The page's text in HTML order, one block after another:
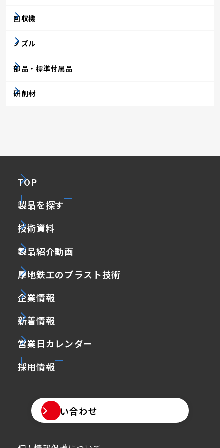
回収機
ノズル
部品・標準付属品
研削材
TOP
製品を探す
技術資料
製品紹介動画
厚地鉄工のブラスト技術
企業情報
新着情報
営業日カレンダー
採用情報
お問い合わせ